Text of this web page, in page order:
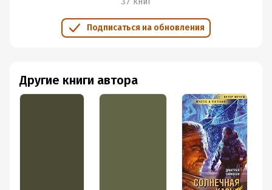
Подписаться на обновления
Другие книги автора